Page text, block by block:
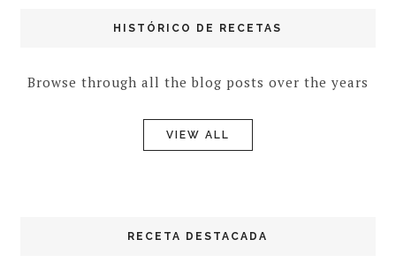
HISTÓRICO DE RECETAS
Browse through all the blog posts over the years
VIEW ALL
RECETA DESTACADA